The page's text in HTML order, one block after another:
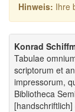
Hinweis: Ihre
Konrad
Tabulae
scriptorum et
impressorum,
Bibliotheca
[handschriftlich]